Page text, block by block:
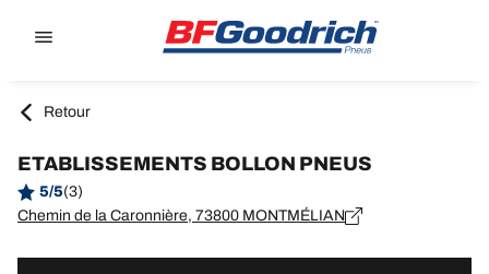
Retour
ETABLISSEMENTS BOLLON PNEUS
5/5(3)
Chemin de la Caronnière, 73800 MONTMÉLIAN